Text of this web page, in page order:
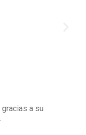
a su